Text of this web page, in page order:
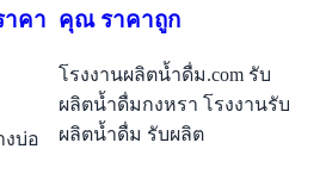
คา
งบ่อ
คุณ ราคาถูก
โรงงานผลิตน้ำดื่ม.com รับ
ผลิตน้ำดื่มกงหรา โรงงานรับ
ผลิตน้ำดื่ม รับผลิต